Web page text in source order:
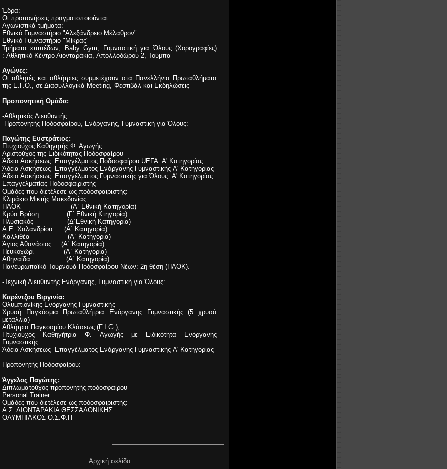
Έδρα:
Οι προπονήσεις πραγματοποιούνται:
Αγωνιστικά τμήματα:
Εθνικό Γυμναστήριο "Αλεξάνδρειο Μέλαθρον"
Εθνικό Γυμναστήριο "Μίκρας"
Τμήματα επιπέδων, Baby Gym, Γυμναστική για Όλους (Χορογραφίες)
: Αθλητικό Κέντρο Λιονταράκια, Απολλοδώρου 2, Τούμπα
Αγώνες:
Οι αθλητές και αθλήτριες συμμετέχουν στα Πανελλήνια Πρωταθλήματα
της Ε.Γ.Ο., σε Διασυλλογικά Meeting, Φεστιβάλ και Εκδηλώσεις
Προπονητική Ομάδα:
-Αθλητικός Διευθυντής
-Προπονητής Ποδοσφαίρου, Ενόργανης, Γυμναστική για Όλους:
Παγώτης Ευστράτιος:
Πτυχιούχος Καθηγητής Φ. Αγωγής
Αριστούχος της Ειδικότητας Ποδοσφαίρου
Άδεια Ασκήσεως Επαγγέλματος Ποδοσφαίρου UEFA A' Κατηγορίας
Άδεια Ασκήσεως Επαγγέλματος Ενόργανης Γυμναστικής A' Κατηγορίας
Άδεια Ασκήσεως Επαγγέλματος Γυμναστικής για Όλους A' Κατηγορίας
Επαγγελματίας Ποδοσφαιριστής
Oμάδες που διετέλεσε ως ποδοσφαιριστής:
Κλιμάκιο Μικτής Μακεδονίας
ΠΑΟΚ (Α΄ Εθνική Κατηγορία)
Κρύα Βρύση (Γ΄ Εθνική Κτηγορία)
Ηλυσιακός (Δ΄Εθνική Κατηγορία)
Α.Ε. Χαλανδρίου (Α΄ Κατηγορία)
Καλλιθέα (Α΄ Κατηγορία)
Άγιος Αθανάσιος (Α΄ Κατηγορία)
Πευκοχώρι (Α΄ Κατηγορία)
Αθηναϊδα (Α΄ Κατηγορία)
Πανευρωπαϊκό Τουρνουά Ποδοσφαίρου Νέων: 2η θέση (ΠΑΟΚ).
-Τεχνική Διευθυντής Ενόργανης,
Γυμναστική για Όλους:
Καρέντζου Βιργινία:
Ολυμπιονίκης Ενόργανης Γυμναστικής
Χρυσή Παγκόσμια Πρωταθλήτρια Ενόργανης Γυμναστικής (5 χρυσά
μετάλλια)
Αθλήτρια Παγκοσμίου Κλάσεως (F.I.G.),
Πτυχιούχος Καθηγήτρια Φ. Αγωγής με Ειδικότητα Ενόργανης
Γυμναστικής
Άδεια Ασκήσεως Επαγγέλματος Ενόργανης Γυμναστικής A' Κατηγορίας
Προπονητής Ποδοσφαίρου:
Άγγελος Παγώτης:
Διπλωματούχος προπονητής ποδοσφαίρου
Personal Trainer
Oμάδες που διετέλεσε ως ποδοσφαιριστής:
Α.Σ. ΛΙΟΝΤΑΡΑΚΙΑ ΘΕΣΣΑΛΟΝΙΚΗΣ
ΟΛΥΜΠΙΑΚΟΣ Ο.Σ.Φ.Π
Αρχική σελίδα